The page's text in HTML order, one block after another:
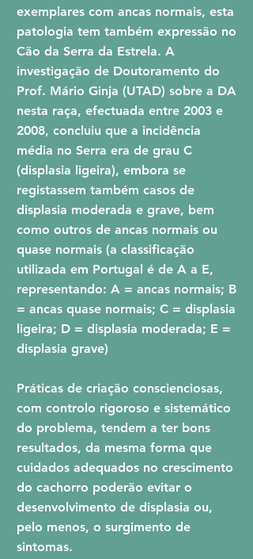
exemplares com ancas normais, esta
patologia tem também expressão no
Cão da Serra da Estrela. A
investigação de Doutoramento do
Prof. Mário Ginja (UTAD) sobre a DA
nesta raça, efectuada entre 2003 e
2008, concluiu que a incidência
média no Serra era de grau C
(displasia ligeira), embora se
registassem também casos de
displasia moderada e grave, bem
como outros de ancas normais ou
quase normais (a classificação
utilizada em Portugal é de A a E,
representando: A = ancas normais; B
= ancas quase normais; C = displasia
ligeira; D = displasia moderada; E =
displasia grave)
Práticas de criação conscienciosas,
com controlo rigoroso e sistemático
do problema, tendem a ter bons
resultados, da mesma forma que
cuidados adequados no crescimento
do cachorro poderão evitar o
desenvolvimento de displasia ou,
pelo menos, o surgimento de
sintomas.